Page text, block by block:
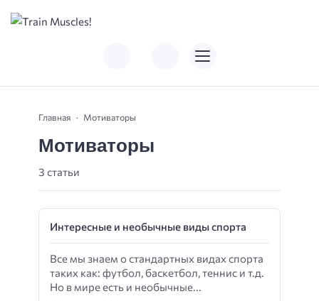
Главная Мотиваторы
Мотиваторы
3 статьи
Интересные и необычные виды спорта
Все мы знаем о стандартных видах спорта
таких как: футбол, баскетбол, теннис и т.д.
Но в мире есть и необычные...